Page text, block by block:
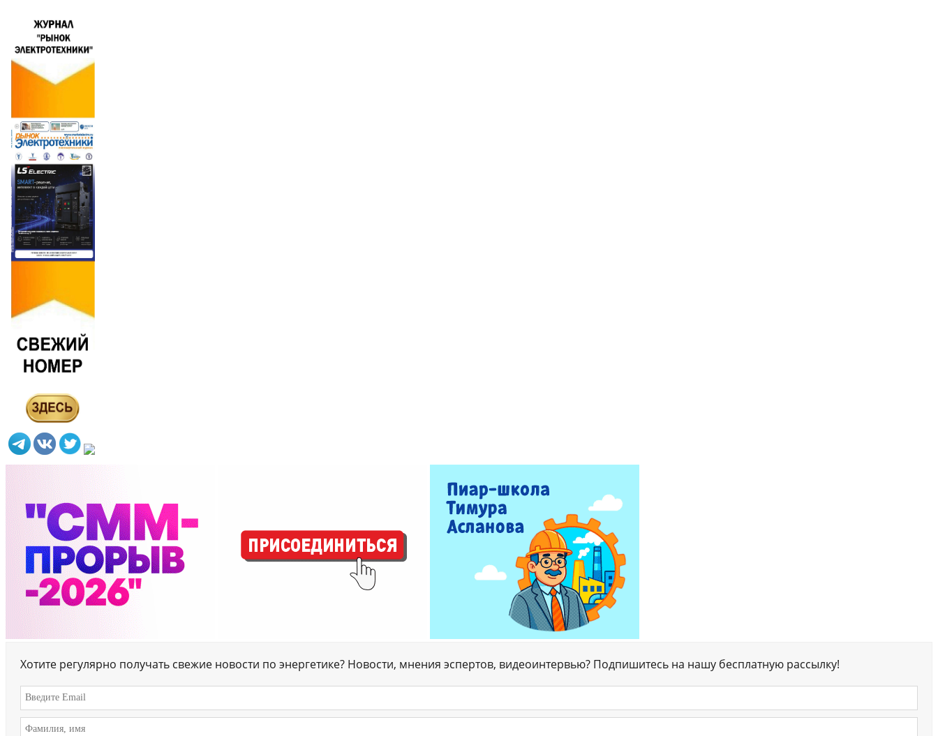
Хотите регулярно получать свежие новости по энергетике? Новости, мнения эспертов, видеоинтервью? Подпишитесь на нашу бесплатную рассылку!